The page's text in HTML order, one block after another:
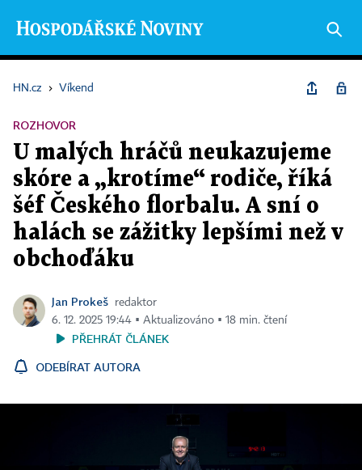
HN.cz › Víkend
ROZHOVOR
U malých hráčů neukazujeme
skóre a „krotíme“ rodiče, říká
šéf Českého florbalu. A sní o
halách se zážitky lepšími než v
obchoďáku
Jan Prokeš
redaktor
6. 12. 2025 19:44 ▪ Aktualizováno ▪ 18 min. čtení
PŘEHRÁT ČLÁNEK
ODEBÍRAT AUTORA